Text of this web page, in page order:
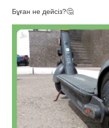
Бұған не дейсіз?🤔